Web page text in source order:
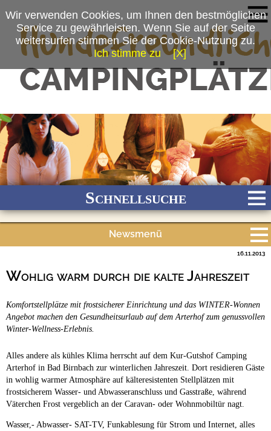
Schnellsuche
Stadtnah
Newsmenü
Campingplätze
Camping & Caravan
Wohlig warm durch die kalte Jahreszeit
16.11.2013
Komfortstellplätze mit frostsicherer Einrichtung und das WINTER-Wonnen
Angebot machen den Gesundheitsurlaub auf dem Arterhof zum genussvollen
Winter-Wellness-Erlebnis.
Alles andere als kühles Klima herrscht auf dem Kur-Gutshof Camping
Arterhof in Bad Birnbach zur winterlichen Jahreszeit. Dort residieren Gäste
in wohlig warmer Atmosphäre auf kälteresistenten Stellplätzen mit
frostsicherem Wasser- und Abwasseranschluss und Gasstraße, während
Väterchen Frost vergeblich an der Caravan- oder Wohnmobiltür nagt.
Wasser,- Abwasser- SAT-TV, Funkablesung für Strom und Internet, alles
Wir verwenden Cookies, um Ihnen den bestmöglichen
Service zu gewährleisten. Wenn Sie auf der Seite
weitersurfen stimmen Sie der Cookie-Nutzung zu.
Ich stimme zu
[X]